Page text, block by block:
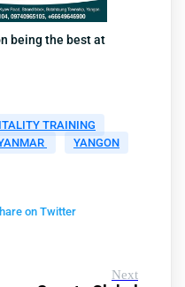
being the best at
TRAINING
YANGON
on Twitter
Next